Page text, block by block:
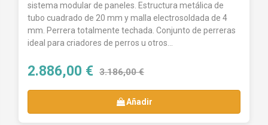
sistema modular de paneles. Estructura metálica de
tubo cuadrado de 20 mm y malla electrosoldada de 4
mm. Perrera totalmente techada. Conjunto de perreras
ideal para criadores de perros u otros...
2.886,00 € 3.186,00 €
Añadir